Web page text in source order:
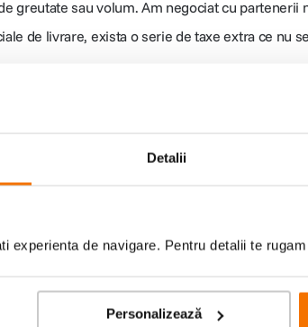
Detalii
experienta de navigare. Pentru detalii te
Personalizează
greutate sau volum. Am negociat cu
de livrare, exista o serie de taxe extra ce nu
prin curier, care au ca metodă de plată
video si oferte